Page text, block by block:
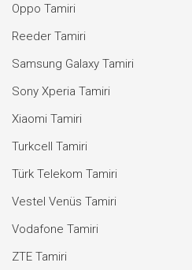
Oppo Tamiri
Reeder Tamiri
Samsung Galaxy Tamiri
Sony Xperia Tamiri
Xiaomi Tamiri
Turkcell Tamiri
Türk Telekom Tamiri
Vestel Venüs Tamiri
Vodafone Tamiri
ZTE Tamiri